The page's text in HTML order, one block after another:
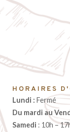
HORAIRES
Lundi : Fermé
Du mardi au
Samedi : 10h –